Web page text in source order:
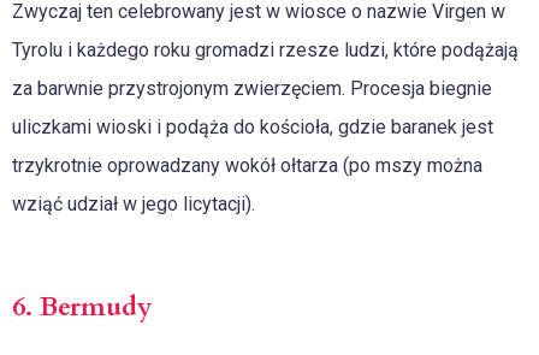
Zwyczaj ten celebrowany jest w wiosce o nazwie Virgen w
Tyrolu i każdego roku gromadzi rzesze ludzi, które podążają
za barwnie przystrojonym zwierzęciem. Procesja biegnie
uliczkami wioski i podąża do kościoła, gdzie baranek jest
trzykrotnie oprowadzany wokół ołtarza (po mszy można
wziąć udział w jego licytacji).
6. Bermudy